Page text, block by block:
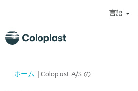
言語
ホーム | Coloplast A/S の(現